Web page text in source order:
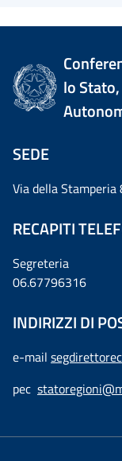
lo
SEDE
Via della Stamperia
RECAPITI
Segreteria
06.67796316
INDIRIZZI DI
e-mail
pec